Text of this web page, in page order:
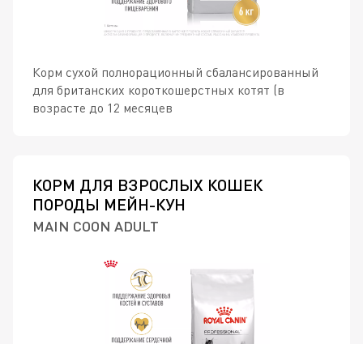
Корм сухой полнорационный сбалансированный
для британских короткошерстных котят (в
возрасте до 12 месяцев
КОРМ ДЛЯ ВЗРОСЛЫХ КОШЕК
ПОРОДЫ МЕЙН-КУН
MAIN COON ADULT